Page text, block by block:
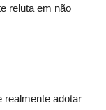
reluta em não
realmente adotar